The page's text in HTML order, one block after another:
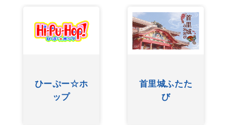
首里城ふたた
ぐしけんさん